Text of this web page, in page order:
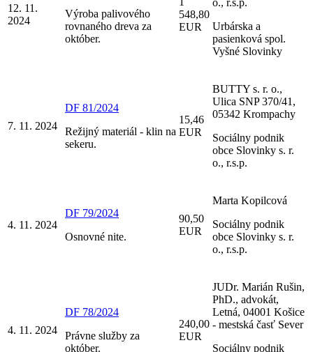
12. 11.
2024
Výroba palivového
rovnaného dreva za
október.
548,80
EUR
Urbárska a
pasienková spol.
Vyšné Slovinky
7. 11. 2024
DF 81/2024
Režijný materiál - klin na
sekeru.
15,46
EUR
BUTTY s. r. o.,
Ulica SNP 370/41,
05342 Krompachy
Sociálny podnik
obce Slovinky s. r.
o., r.s.p.
4. 11. 2024
DF 79/2024
Osnovné nite.
90,50
EUR
Marta Kopilcová
Sociálny podnik
obce Slovinky s. r.
o., r.s.p.
4. 11. 2024
DF 78/2024
Právne služby za
október.
240,00
EUR
JUDr. Marián Rušin,
PhD., advokát,
Letná, 04001 Košice
- mestská časť Sever
Sociálny podnik